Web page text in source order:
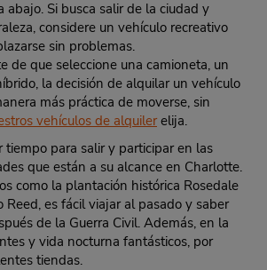
abajo. Si busca salir de la ciudad y
considere un vehículo recreativo
sin problemas.
de que seleccione una camioneta, un
la decisión de alquilar un vehículo
más práctica de moverse, sin
vehículos de alquilerelija.
tiempo para salir y participar en las
que están a su alcance en Charlotte.
como la plantación histórica Rosedale
Reed, es fácil viajar al pasado y saber
de la Guerra Civil. Además, en la
y vida nocturna fantásticos, por
tiendas.